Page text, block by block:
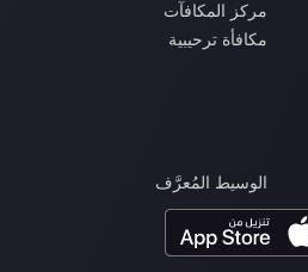
مركز المكافآت
مكافأة ترحيبية
الوسيط المُعرَّف